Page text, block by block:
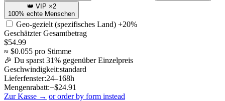
👑 VIP ×2
100% echte Menschen
Geo-gezielt (spezifisches Land) +20%
Geschätzter Gesamtbetrag
$54.99
≈ $0.055 pro Stimme
🎉 Du sparst 31% gegenüber Einzelpreis
Geschwindigkeit:standard
Lieferfenster:24–168h
Mengenrabatt:−$24.91
Zur Kasse → or order by form instead